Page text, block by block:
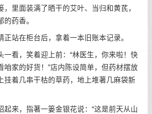
，里面装满了晒干的艾叶、当归和黄芪，
的药香。
正站在柜台后，拿着一本旧账本记录。
一看，笑着迎上前：“林医生，你来啦！快
咱家的好货！”店内陈设简单，但药材摆放
挂着几串干枯的草药，地上堆著几麻袋新
起来，指著一篓金银花说：“这是前天从山